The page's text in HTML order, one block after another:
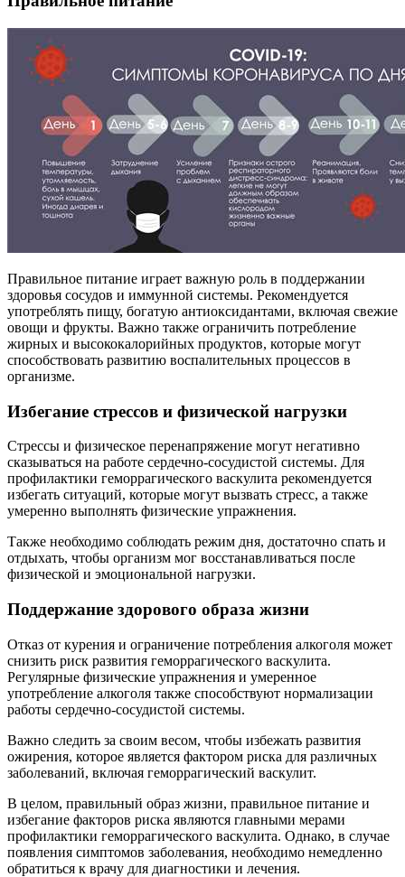
Правильное питание играет важную роль в поддержании
здоровья сосудов и иммунной системы. Рекомендуется
употреблять пищу, богатую антиоксидантами, включая свежие
овощи и фрукты. Важно также ограничить потребление
жирных и высококалорийных продуктов, которые могут
способствовать развитию воспалительных процессов в
организме.
Избегание стрессов и физической нагрузки
Стрессы и физическое перенапряжение могут негативно
сказываться на работе сердечно-сосудистой системы. Для
профилактики геморрагического васкулита рекомендуется
избегать ситуаций, которые могут вызвать стресс, а также
умеренно выполнять физические упражнения.
Также необходимо соблюдать режим дня, достаточно спать и
отдыхать, чтобы организм мог восстанавливаться после
физической и эмоциональной нагрузки.
Поддержание здорового образа жизни
Отказ от курения и ограничение потребления алкоголя может
снизить риск развития геморрагического васкулита.
Регулярные физические упражнения и умеренное
употребление алкоголя также способствуют нормализации
работы сердечно-сосудистой системы.
Важно следить за своим весом, чтобы избежать развития
ожирения, которое является фактором риска для различных
заболеваний, включая геморрагический васкулит.
В целом, правильный образ жизни, правильное питание и
избегание факторов риска являются главными мерами
профилактики геморрагического васкулита. Однако, в случае
появления симптомов заболевания, необходимо немедленно
обратиться к врачу для диагностики и лечения.